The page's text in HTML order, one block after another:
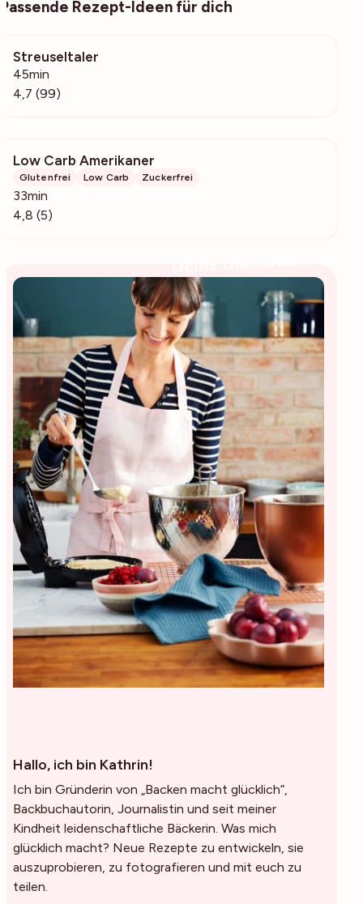
Passende Rezept-Ideen für dich
Streuseltaler
45min
4,7 (99)
Low Carb Amerikaner
Glutenfrei Low Carb Zuckerfrei
33min
4,8 (5)
Hallo, ich bin Kathrin!
Ich bin Gründerin von „Backen macht glücklich“,
Backbuchautorin, Journalistin und seit meiner
Kindheit leidenschaftliche Bäckerin. Was mich
glücklich macht? Neue Rezepte zu entwickeln, sie
auszuprobieren, zu fotografieren und mit euch zu
teilen.